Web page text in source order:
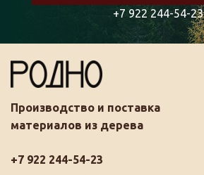
+7 922 244-54-23
Производство и поставка
материалов из дерева
+7 922 244-54-23